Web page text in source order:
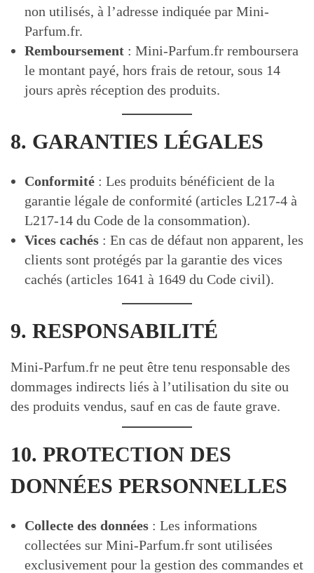
non utilisés, à l’adresse indiquée par Mini-
Parfum.fr.
Remboursement : Mini-Parfum.fr remboursera
le montant payé, hors frais de retour, sous 14
jours après réception des produits.
8. GARANTIES LÉGALES
Conformité : Les produits bénéficient de la
garantie légale de conformité (articles L217-4 à
L217-14 du Code de la consommation).
Vices cachés : En cas de défaut non apparent, les
clients sont protégés par la garantie des vices
cachés (articles 1641 à 1649 du Code civil).
9. RESPONSABILITÉ
Mini-Parfum.fr ne peut être tenu responsable des
dommages indirects liés à l’utilisation du site ou
des produits vendus, sauf en cas de faute grave.
10. PROTECTION DES
DONNÉES PERSONNELLES
Collecte des données : Les informations
collectées sur Mini-Parfum.fr sont utilisées
exclusivement pour la gestion des commandes et